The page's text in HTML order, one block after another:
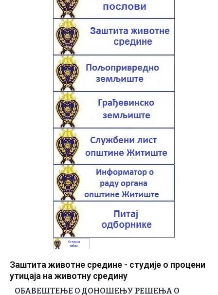
Заштита животне средине - студије о процени
утицаја на животну средину
ОБАВЕШТЕЊЕ О ДОНОШЕЊУ РЕШЕЊА О